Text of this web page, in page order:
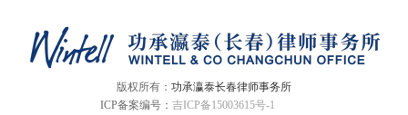
版权所有： 功承瀛泰长春律师事务所
ICP备案编号： 吉ICP备15003615号-1